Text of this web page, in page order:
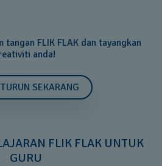
tangan FLIK FLAK dan tayangkan
anda!
SEKARANG
FLIK FLAK UNTUK
GURU